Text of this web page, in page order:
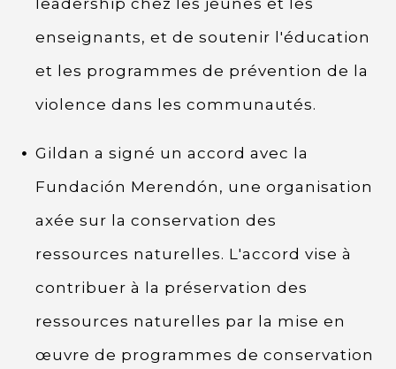
leadership chez les jeunes et les
enseignants, et de soutenir l'éducation
et les programmes de prévention de la
violence dans les communautés.
Gildan a signé un accord avec la
Fundación Merendón, une organisation
axée sur la conservation des
ressources naturelles. L'accord vise à
contribuer à la préservation des
ressources naturelles par la mise en
œuvre de programmes de conservation